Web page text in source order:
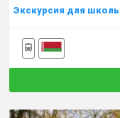
Экскурсия для